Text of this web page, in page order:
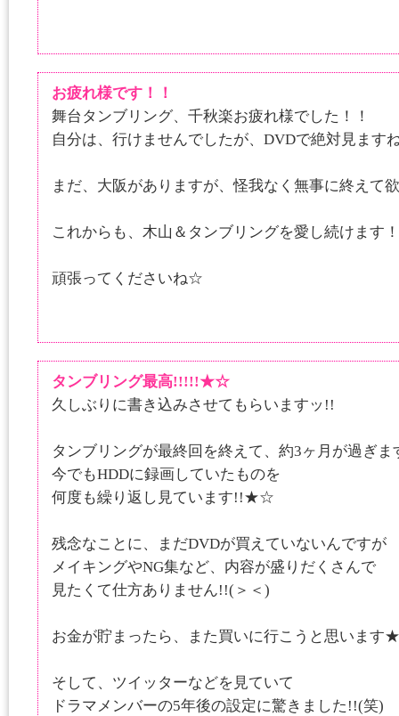
お疲れ様です！！
舞台タンブリング、千秋楽お疲れ様でした！！
自分は、行けませんでしたが、DVDで絶対見ます
まだ、大阪がありますが、怪我なく無事に終えて
これからも、木山＆タンブリングを愛し続けます！
頑張ってくださいね☆
タンブリング最高!!!!!★☆
久しぶりに書き込みさせてもらいますッ!!
タンブリングが最終回を終えて、約3ヶ月が過ぎま
今でもHDDに録画していたものを
何度も繰り返し見ています!!★☆
残念なことに、まだDVDが買えていないんですが
メイキングやNG集など、内容が盛りだくさんで
見たくて仕方ありません!!(＞＜)
お金が貯まったら、また買いに行こうと思いま
そして、ツイッターなどを見ていて
ドラマメンバーの5年後の設定に驚きました!!(笑)